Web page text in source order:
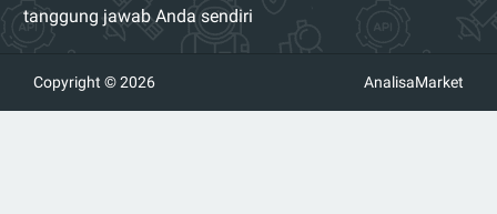
tanggung jawab Anda sendiri
Copyright © 2026 AnalisaMarket